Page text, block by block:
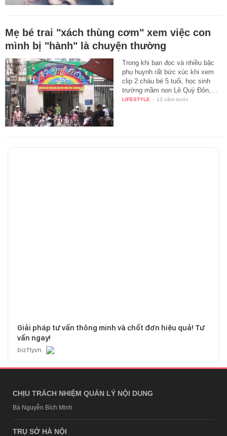
Mẹ bé trai "xách thùng cơm" xem việc con
mình bị "hành" là chuyện thường
Trong khi bạn đọc và nhiều bậc
phụ huynh rất bức xúc khi xem
clip 2 cháu bé 5 tuổi, học sinh
trường mầm non Lê Quý Đôn,…
LIFESTYLE - 13 năm trước
Giải pháp tư vấn thông minh và chốt đơn hiệu quả! Tư
vấn ngay!
bizfly.vn
CHỊU TRÁCH NHIỆM QUẢN LÝ NỘI DUNG
Bà Nguyễn Bích Minh
TRỤ SỞ HÀ NỘI